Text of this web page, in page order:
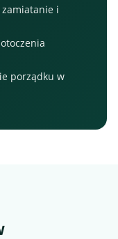
i
porządku w